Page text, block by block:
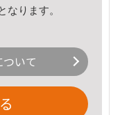
なります。
いて